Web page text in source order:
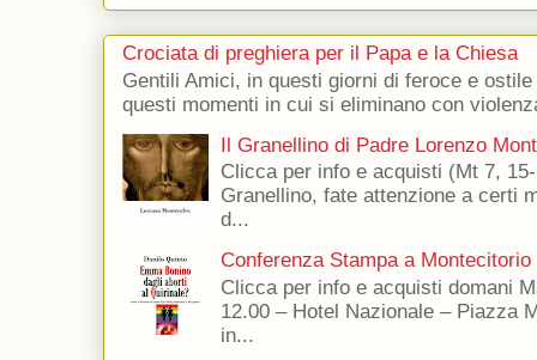
Crociata di preghiera per il Papa e la Chiesa
Gentili Amici, in questi giorni di feroce e
questi momenti in cui si eliminano con
Il Granellino di Padre Lorenzo
Clicca per info e acquisti (Mt 7,
Granellino, fate attenzione a certi
d...
Conferenza Stampa a Montecitorio
Clicca per info e acquisti domani
12.00 – Hotel Nazionale – Piazza
in...